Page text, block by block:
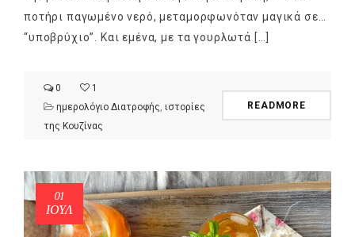
ποτήρι παγωμένο νερό, μεταμορφωνόταν μαγικά σε…
“υποβρύχιο”. Και εμένα, με τα γουρλωτά […]
0
1
ημερολόγιο Διατροφής ιστορίες
της Κουζίνας
READMORE
01
ΙΟΎΛ